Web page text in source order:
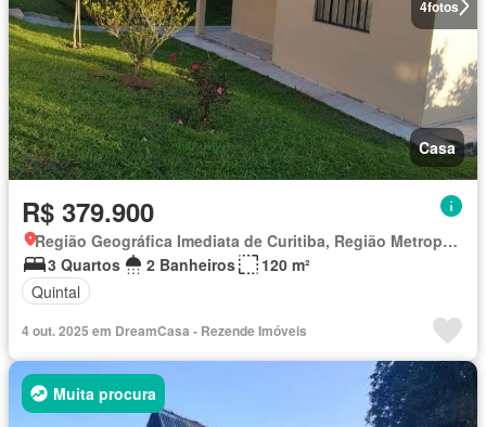
4fotos
Casa
R$ 379.900
Região Geográfica Imediata de Curitiba, Região Metropolitana de Curitiba
3 Quartos
2 Banheiros
120 m²
Quintal
4 out. 2025 em DreamCasa - Rezende Imóveis
Muita procura